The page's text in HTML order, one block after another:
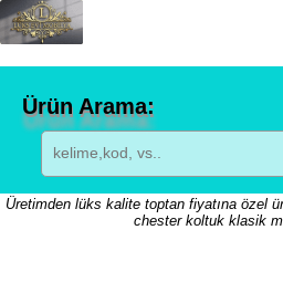
Ürün Arama:
Üretimden lüks kalite toptan fiyatına özel
chester koltuk klasik